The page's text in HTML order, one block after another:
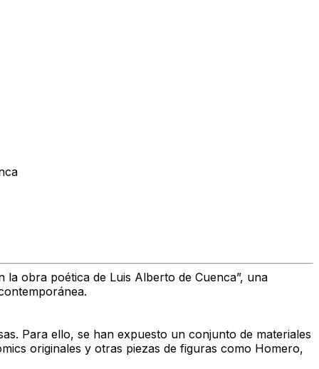
obra poética de Luis Alberto de Cuenca”, una
Para ello, se han expuesto un conjunto de materiales
originales y otras piezas de figuras como Homero,